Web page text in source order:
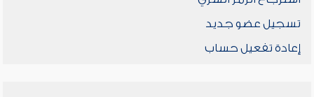
تسجيل عضو جديد
إعادة تفعيل حساب